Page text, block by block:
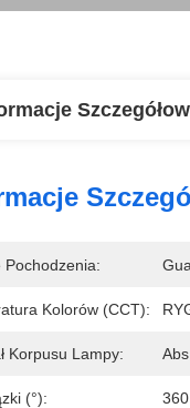
Pochodzenia:
Kolorów (CCT):
Korpusu Lampy: Abs
(°): 360